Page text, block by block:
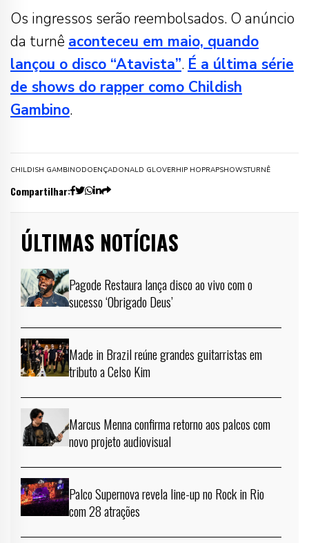
Os ingressos serão reembolsados. O anúncio
da turnê aconteceu em maio, quando
lançou o disco “Atavista”. É a última série
de shows do rapper como Childish
Gambino.
CHILDISH GAMBINODOENÇADONALD GLOVERHIP HOPRAPSHOWSTURNÊ
Compartilhar:
ÚLTIMAS NOTÍCIAS
Pagode Restaura lança disco ao vivo com o
sucesso ‘Obrigado Deus’
Made in Brazil reúne grandes guitarristas em
tributo a Celso Kim
Marcus Menna confirma retorno aos palcos com
novo projeto audiovisual
Palco Supernova revela line-up no Rock in Rio
com 28 atrações